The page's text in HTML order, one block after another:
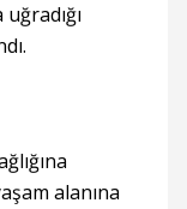
alanına